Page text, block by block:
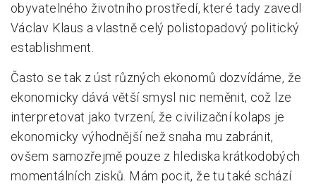
obyvatelného životního prostředí, které tady zavedl
Václav Klaus a vlastně celý polistopadový politický
establishment.
Často se tak z úst různých ekonomů dozvídáme, že
ekonomicky dává větší smysl nic neměnit, což lze
interpretovat jako tvrzení, že civilizační kolaps je
ekonomicky výhodnější než snaha mu zabránit,
ovšem samozřejmě pouze z hlediska krátkodobých
momentálních zisků. Mám pocit, že tu také schází